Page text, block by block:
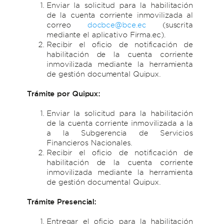
Enviar la solicitud para la habilitación
de la cuenta corriente inmovilizada al
correo docbce@bce.ec (suscrita
mediante el aplicativo Firma.ec).
Recibir el oficio de notificación de
habilitación de la cuenta corriente
inmovilizada mediante la herramienta
de gestión documental Quipux.
Trámite por Quipux:
Enviar la solicitud para la habilitación
de la cuenta corriente inmovilizada a la
a la Subgerencia de Servicios
Financieros Nacionales.
Recibir el oficio de notificación de
habilitación de la cuenta corriente
inmovilizada mediante la herramienta
de gestión documental Quipux.
Trámite Presencial:
Entregar el oficio para la habilitación